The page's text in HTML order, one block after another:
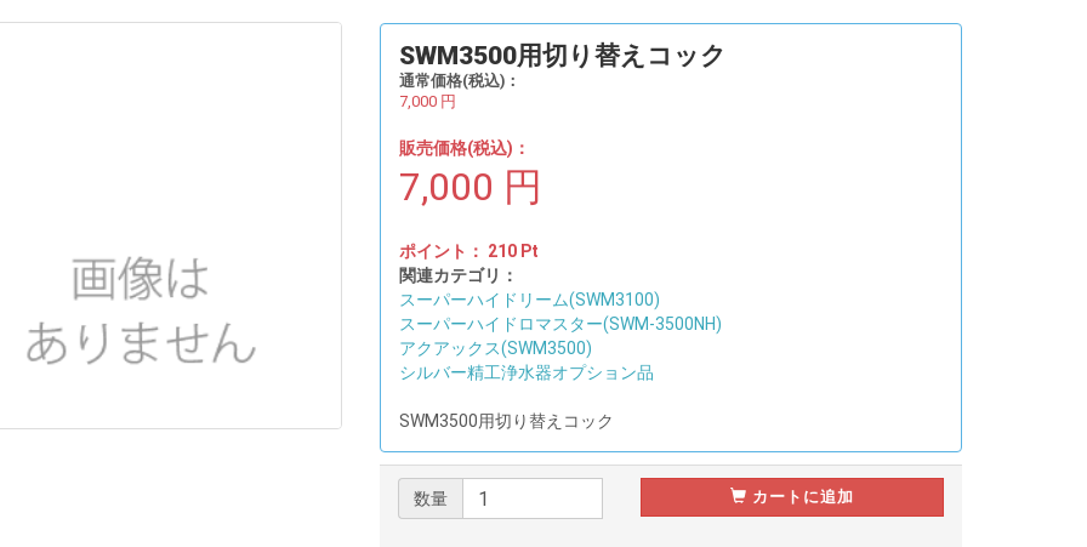
SWM3500用切り替えコック
通常価格(税込)：
7,000 円
販売価格(税込)：
7,000 円
ポイント： 210 Pt
関連カテゴリ：
スーパーハイドリーム(SWM3100)
スーパーハイドロマスター(SWM-3500NH)
アクアックス(SWM3500)
シルバー精工浄水器オプション品
SWM3500用切り替えコック
数量 カートに追加